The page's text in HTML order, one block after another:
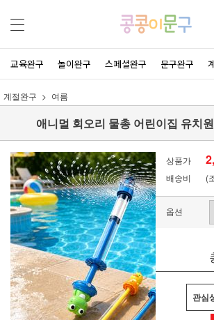
교육완구 놀이완구 스페셜완구 문구완구
계절완구 여름
애니멀 회오리 물총 어린이집 유치
상품가
배송비
(
옵션
관심